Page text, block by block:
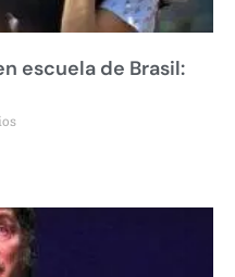
escuela de Brasil: